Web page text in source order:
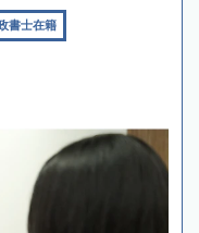
書士在籍